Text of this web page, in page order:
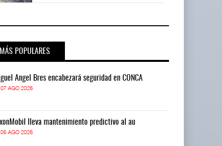
MÁS POPULARES
Ángel Bres encabezará seguridad en CONCA
07 AGO 2026
lleva mantenimiento predictivo al au
05 AGO 2026